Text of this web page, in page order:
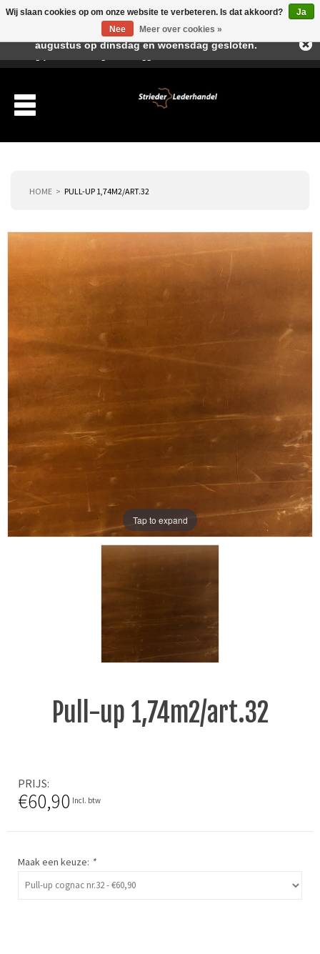
Producten
Aanbiedingen
HOME PULL-UP 1,74M2/ART.32
Tap to expand
Pull-up 1,74m2/art.32
PRIJS
€60,90 Incl. btw
Maak een keuze: *
Wij slaan cookies op om onze website te verbeteren. Is dat akkoord?
Ja
Nee
Meer over cookies »
Beste klant, I.v.m. de vakantieperiode zijn wij in juli en
augustus op dinsdag en woensdag gesloten.